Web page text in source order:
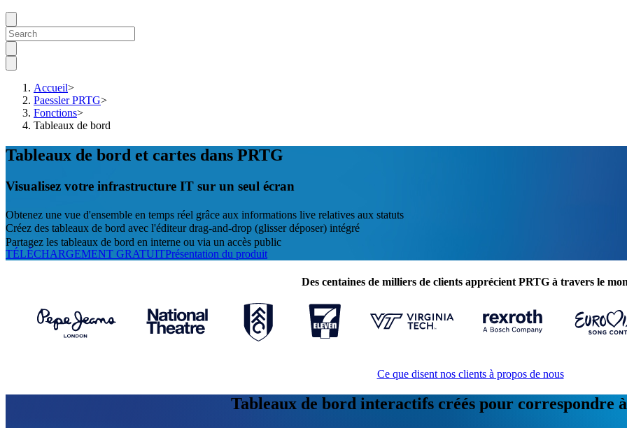
Accueil>
Paessler PRTG>
Fonctions>
Tableaux de bord
Tableaux de bord et cartes dans PRTG
Visualisez votre infrastructure IT sur un seul écran
Obtenez une vue d'ensemble en temps réel grâce aux informations live relatives aux statuts
Créez des tableaux de bord avec l'éditeur drag-and-drop (glisser déposer) intégré
Partagez les tableaux de bord en interne ou via un accès public
TÉLÉCHARGEMENT GRATUITPrésentation du produit
Des centaines de milliers de clients apprécient PRTG à travers le
Ce que disent nos clients à propos de nous
Tableaux de bord interactifs créés pour correspondre à